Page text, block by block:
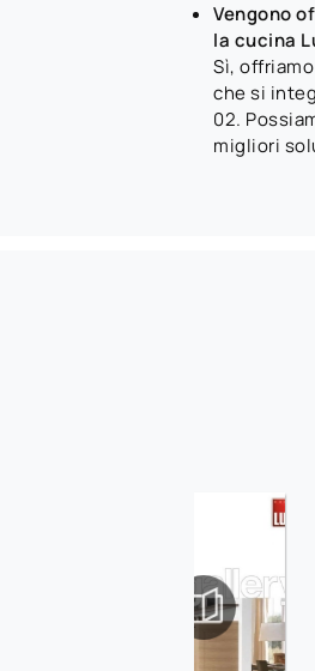
Vengono
la cucina
Sì,
che si
02.
migliori